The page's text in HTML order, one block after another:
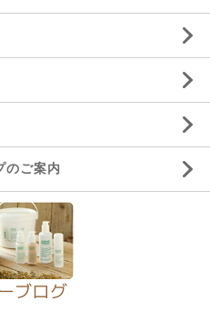
のご案内